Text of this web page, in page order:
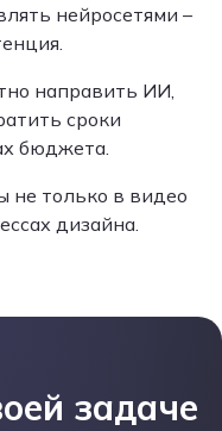
нейросетями –
направить ИИ,
сроки
бюджета.
не только в видео
дизайна.
задаче